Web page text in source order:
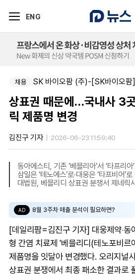
ENG
채용 아주약품-평택공장 제조관리약
채용
상표권 때문에…국내사 3
릭 제품명 변경
김진구 기자 2026-06-23 11:59:40
동아에스티, 기존 ‘베믈리아’서 ‘타프리
삼일은 ‘테노에스’로·대웅은 ‘타프비어’
대법원, 베믈리디 상표권 분쟁서 제네릭
AD 8월 3주차 매출 분석이 필요하면?
[데일리팜=김진구 기자] 대웅제약‧동
형 간염 치료제 '베믈리디(테노포비르
제품명을 잇달아 변경했다. 오리지널
상표권 분쟁에서 최종 패소한 결과로